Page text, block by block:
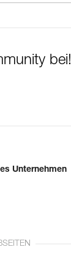
bei!
Unternehmen